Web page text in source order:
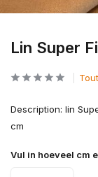
Lin Super
Description: lin
cm
Vul in hoeveel cm